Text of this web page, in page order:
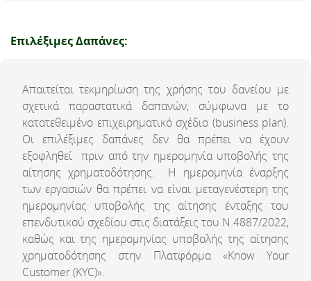
Επιλέξιμες Δαπάνες:
Απαιτείται τεκμηρίωση της χρήσης του δανείου με
σχετικά παραστατικά δαπανών, σύμφωνα με το
κατατεθειμένο επιχειρηματικό σχέδιο (business plan).
Οι επιλέξιμες δαπάνες δεν θα πρέπει να έχουν
εξοφληθεί πριν από την ημερομηνία υποβολής της
αίτησης χρηματοδότησης. Η ημερομηνία έναρξης
των εργασιών θα πρέπει να είναι μεταγενέστερη της
ημερομηνίας υποβολής της αίτησης ένταξης του
επενδυτικού σχεδίου στις διατάξεις του Ν.4887/2022,
καθώς και της ημερομηνίας υποβολής της αίτησης
χρηματοδότησης στην Πλατφόρμα «Know Your
Customer (KYC)».